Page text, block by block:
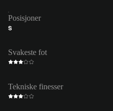
Posisjoner
S
Svakeste fot
Tekniske finesser